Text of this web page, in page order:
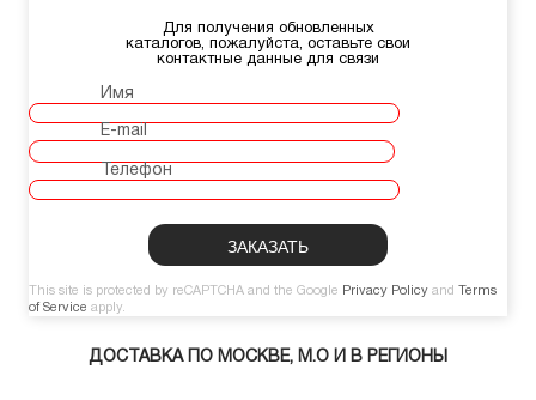
Для получения обновленных
каталогов, пожалуйста, оставьте свои
контактные данные для связи
Имя
E-mail
Телефон
This site is protected by reCAPTCHA and the Google Privacy Policy and
Terms
of Service apply.
ДОСТАВКА ПО МОСКВЕ, М.О И В РЕГИОНЫ